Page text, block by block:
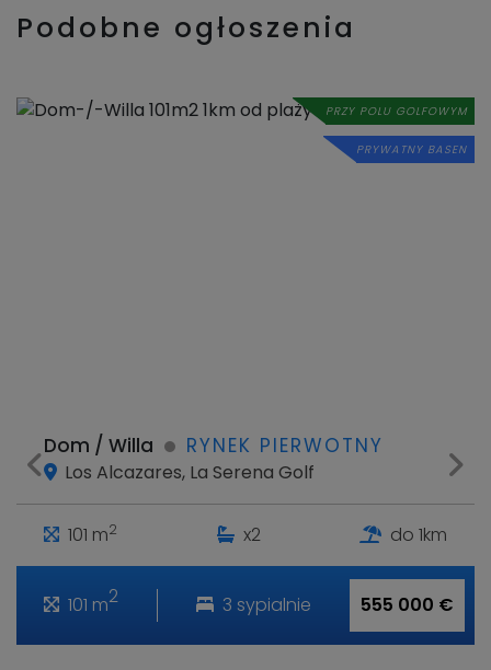
Podobne ogłoszenia
PRZY POLU GOLFOWYM
PRYWATNY BASEN
Dom / Willa RYNEK PIERWOTNY
Los Alcazares, La Serena Golf
101 m2 x2 do 1km
101 m2 3 sypialnie 555 000 €